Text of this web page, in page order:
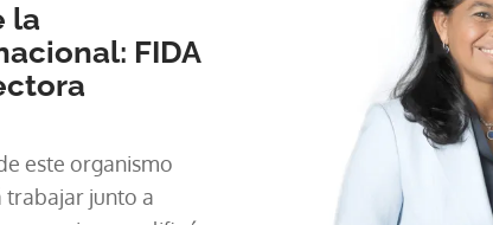
la
FIDA
trabajar junto a